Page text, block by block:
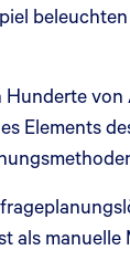
Elements
als manuelle